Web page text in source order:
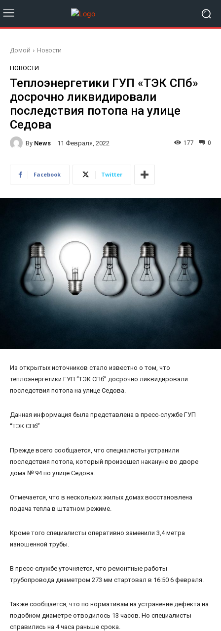
Домой Новости
НОВОСТИ
Теплоэнергетики ГУП «ТЭК СПб»
досрочно ликвидировали
последствия потопа на улице
Седова
By News 11 Февраля, 2022 0
177
Facebook Twitter
Из открытых источников стало известно о том, что
теплоэнергетики ГУП “ТЭК СПб” досрочно ликвидировали
последствия потопа на улице Седова.
Данная информация была представлена в пресс-службе ГУП
“ТЭК СПб”.
Прежде всего сообщается, что специалисты устранили
последствия потопа, который произошел накануне во дворе
дома № 94 по улице Седова.
Отмечается, что в нескольких жилых домах восстановлена
подача тепла в штатном режиме.
Кроме того специалисты оперативно заменили 3,4 метра
изношенной трубы.
В пресс-службе уточняется, что ремонтные работы
трубопровода диаметром 273 мм стартовал в 16:50 6 февраля.
Также сообщается, что по нормативам на устранение дефекта на
подобном диаметре отводилось 13 часов. Но специалисты
справились на 4 часа раньше срока.